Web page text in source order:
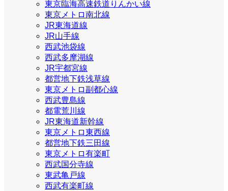
東京臨海高速鉄道りんかい線
東京メトロ南北線
JR東海道線
JR山手線
西武池袋線
西武多摩湖線
JR宇都宮線
都営地下鉄浅草線
東京メトロ副都心線
西武豊島線
都電荒川線
JR東海道新幹線
東京メトロ東西線
都営地下鉄三田線
東京メトロ有楽町
西武国分寺線
東武亀戸線
西武有楽町線